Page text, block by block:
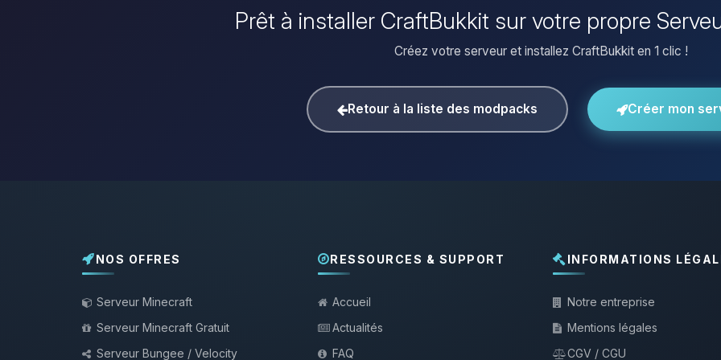
Prêt à installer CraftBukkit sur votre propre
Créez votre serveur et installez CraftBukkit en 1 clic !
Retour à la liste des modpacks Créer mon
NOS OFFRES
Serveur Minecraft
Serveur Minecraft Gratuit
Serveur Bungee / Velocity
RESSOURCES & SUPPORT
Accueil
Actualités
FAQ
INFORMATIONS
Notre entreprise
Mentions légales
CGV / CGU